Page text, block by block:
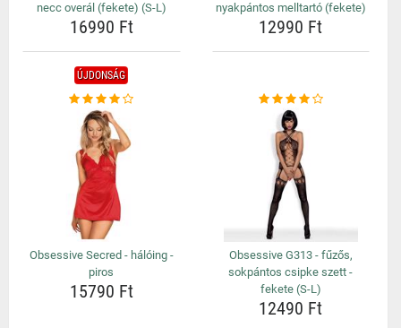
necc overál (fekete) (S-L)
16990 Ft
nyakpántos melltartó (fekete)
12990 Ft
ÚJDONSÁG
Obsessive Secred - hálóing -
piros
15790 Ft
Obsessive G313 - fűzős,
sokpántos csipke szett -
fekete (S-L)
12490 Ft